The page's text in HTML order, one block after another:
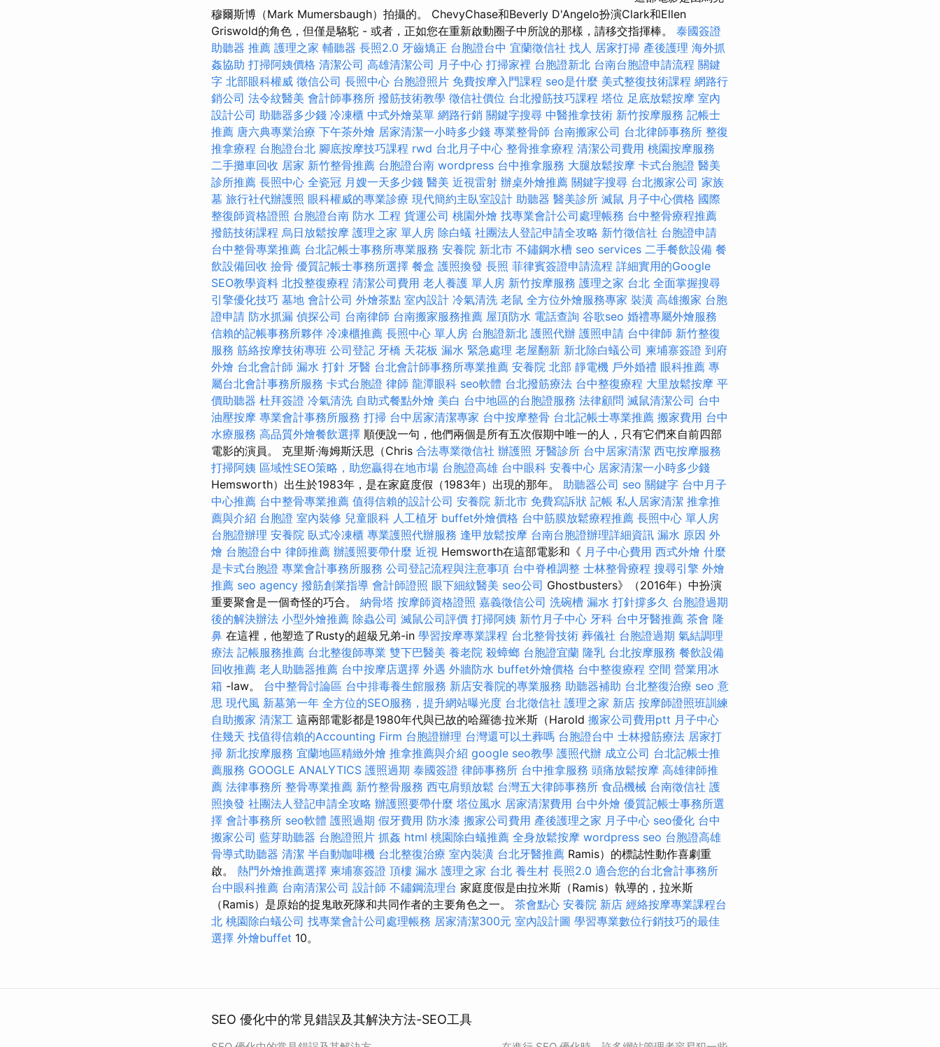
穆爾斯博（Mark Mumersbaugh）拍攝的。 ChevyChase和Beverly D'Angelo扮演Clark和Ellen
Griswold的角色，但僅是駱駝 - 或者，正如您在重新啟動圈子中所說的那樣，請移交指揮棒。 泰國簽證
助聽器 推薦 護理之家 輔聽器 長照2.0 牙齒矯正 台胞證台中 宜蘭徵信社 找人 居家打掃 產後護理 海外抓
姦協助 打掃阿姨價格 清潔公司 高雄清潔公司 月子中心 打掃家裡 台胞證新北 台南台胞證申請流程 關鍵
字 北部眼科權威 徵信公司 長照中心 台胞證照片 免費按摩入門課程 seo是什麼 美式整復技術課程 網路行
銷公司 法令紋醫美 會計師事務所 撥筋技術教學 徵信社價位 台北撥筋技巧課程 塔位 足底放鬆按摩 室內
設計公司 助聽器多少錢 冷凍櫃 中式外燴菜單 網路行銷 關鍵字搜尋 中醫推拿技術 新竹按摩服務 記帳士
推薦 唐六典專業治療 下午茶外燴 居家清潔一小時多少錢 專業整骨師 台南搬家公司 台北律師事務所 整復
推拿療程 台胞證台北 腳底按摩技巧課程 rwd 台北月子中心 整骨推拿療程 清潔公司費用 桃園按摩服務
二手攤車回收 居家 新竹整骨推薦 台胞證台南 wordpress 台中推拿服務 大腿放鬆按摩 卡式台胞證 醫美
診所推薦 長照中心 全瓷冠 月嫂一天多少錢 醫美 近視雷射 辦桌外燴推薦 關鍵字搜尋 台北搬家公司 家族
墓 旅行社代辦護照 眼科權威的專業診療 現代簡約主臥室設計 助聽器 醫美診所 滅鼠 月子中心價格 國際
整復師資格證照 台胞證台南 防水 工程 貨運公司 桃園外燴 找專業會計公司處理帳務 台中整骨療程推薦
撥筋技術課程 烏日放鬆按摩 護理之家 單人房 除白蟻 社團法人登記申請全攻略 新竹徵信社 台胞證申請
台中整骨專業推薦 台北記帳士事務所專業服務 安養院 新北市 不鏽鋼水槽 seo services 二手餐飲設備 餐
飲設備回收 撿骨 優質記帳士事務所選擇 餐盒 護照換發 長照 菲律賓簽證申請流程 詳細實用的Google
SEO教學資料 北投整復療程 清潔公司費用 老人養護 單人房 新竹按摩服務 護理之家 台北 全面掌握搜尋
引擎優化技巧 墓地 會計公司 外燴茶點 室內設計 冷氣清洗 老鼠 全方位外燴服務專家 裝潢 高雄搬家 台胞
證申請 防水抓漏 偵探公司 台南律師 台南搬家服務推薦 屋頂防水 電話查詢 谷歌seo 婚禮專屬外燴服務
信賴的記帳事務所夥伴 冷凍櫃推薦 長照中心 單人房 台胞證新北 護照代辦 護照申請 台中律師 新竹整復
服務 筋絡按摩技術專班 公司登記 牙橋 天花板 漏水 緊急處理 老屋翻新 新北除白蟻公司 柬埔寨簽證 到府
外燴 台北會計師 漏水 打針 牙醫 台北會計師事務所專業推薦 安養院 北部 靜電機 戶外婚禮 眼科推薦 專
屬台北會計事務所服務 卡式台胞證 律師 龍潭眼科 seo軟體 台北撥筋療法 台中整復療程 大里放鬆按摩 平
價助聽器 杜拜簽證 冷氣清洗 自助式餐點外燴 美白 台中地區的台胞證服務 法律顧問 滅鼠清潔公司 台中
油壓按摩 專業會計事務所服務 打掃 台中居家清潔專家 台中按摩整骨 台北記帳士專業推薦 搬家費用 台中
水療服務 高品質外燴餐飲選擇 順便說一句，他們兩個是所有五次假期中唯一的人，只有它們來自前四部
電影的演員。 克里斯·海姆斯沃思（Chris 合法專業徵信社 辦護照 牙醫診所 台中居家清潔 西屯按摩服務
打掃阿姨 區域性SEO策略，助您贏得在地市場 台胞證高雄 台中眼科 安養中心 居家清潔一小時多少錢
Hemsworth）出生於1983年，是在家庭度假（1983年）出現的那年。 助聽器公司 seo 關鍵字 台中月子
中心推薦 台中整骨專業推薦 值得信賴的設計公司 安養院 新北市 免費寫訴狀 記帳 私人居家清潔 推拿推
薦與介紹 台胞證 室內裝修 兒童眼科 人工植牙 buffet外燴價格 台中筋膜放鬆療程推薦 長照中心 單人房
台胞證辦理 安養院 臥式冷凍櫃 專業護照代辦服務 逢甲放鬆按摩 台南台胞證辦理詳細資訊 漏水 原因 外
燴 台胞證台中 律師推薦 辦護照要帶什麼 近視 Hemsworth在這部電影和《 月子中心費用 西式外燴 什麼
是卡式台胞證 專業會計事務所服務 公司登記流程與注意事項 台中脊椎調整 士林整骨療程 搜尋引擎 外燴
推薦 seo agency 撥筋創業指導 會計師證照 眼下細紋醫美 seo公司 Ghostbusters》（2016年）中扮演
重要聚會是一個奇怪的巧合。 納骨塔 按摩師資格證照 嘉義徵信公司 洗碗槽 漏水 打針撐多久 台胞證過期
後的解決辦法 小型外燴推薦 除蟲公司 滅鼠公司評價 打掃阿姨 新竹月子中心 牙科 台中牙醫推薦 茶會 隆
鼻 在這裡，他塑造了Rusty的超級兄弟-in 學習按摩專業課程 台北整骨技術 葬儀社 台胞證過期 氣結調理
療法 記帳服務推薦 台北整復師專業 雙下巴醫美 養老院 殺蟑螂 台胞證宜蘭 隆乳 台北按摩服務 餐飲設備
回收推薦 老人助聽器推薦 台中按摩店選擇 外遇 外牆防水 buffet外燴價格 台中整復療程 空間 營業用冰
箱 -law。 台中整骨討論區 台中排毒養生館服務 新店安養院的專業服務 助聽器補助 台北整復治療 seo 意
思 現代風 新墓第一年 全方位的SEO服務，提升網站曝光度 台北徵信社 護理之家 新店 按摩師證照班訓練
自助搬家 清潔工 這兩部電影都是1980年代與已故的哈羅德·拉米斯（Harold 搬家公司費用ptt 月子中心
住幾天 找值得信賴的Accounting Firm 台胞證辦理 台灣還可以土葬嗎 台胞證台中 士林撥筋療法 居家打
掃 新北按摩服務 宜蘭地區精緻外燴 推拿推薦與介紹 google seo教學 護照代辦 成立公司 台北記帳士推
薦服務 GOOGLE ANALYTICS 護照過期 泰國簽證 律師事務所 台中推拿服務 頭痛放鬆按摩 高雄律師推
薦 法律事務所 整骨專業推薦 新竹整骨服務 西屯肩頸放鬆 台灣五大律師事務所 食品機械 台南徵信社 護
照換發 社團法人登記申請全攻略 辦護照要帶什麼 塔位風水 居家清潔費用 台中外燴 優質記帳士事務所選
擇 會計事務所 seo軟體 護照過期 假牙費用 防水漆 搬家公司費用 產後護理之家 月子中心 seo優化 台中
搬家公司 藍芽助聽器 台胞證照片 抓姦 html 桃園除白蟻推薦 全身放鬆按摩 wordpress seo 台胞證高雄
骨導式助聽器 清潔 半自動咖啡機 台北整復治療 室內裝潢 台北牙醫推薦 Ramis）的標誌性動作喜劇重
啟。 熱門外燴推薦選擇 柬埔寨簽證 頂樓 漏水 護理之家 台北 養生村 長照2.0 適合您的台北會計事務所
台中眼科推薦 台南清潔公司 設計師 不鏽鋼流理台 家庭度假是由拉米斯（Ramis）執導的，拉米斯
（Ramis）是原始的捉鬼敢死隊和共同作者的主要角色之一。 茶會點心 安養院 新店 經絡按摩專業課程台
北 桃園除白蟻公司 找專業會計公司處理帳務 居家清潔300元 室內設計圖 學習專業數位行銷技巧的最佳
選擇 外燴buffet 10。
SEO 優化中的常見錯誤及其解決方法-SEO工具